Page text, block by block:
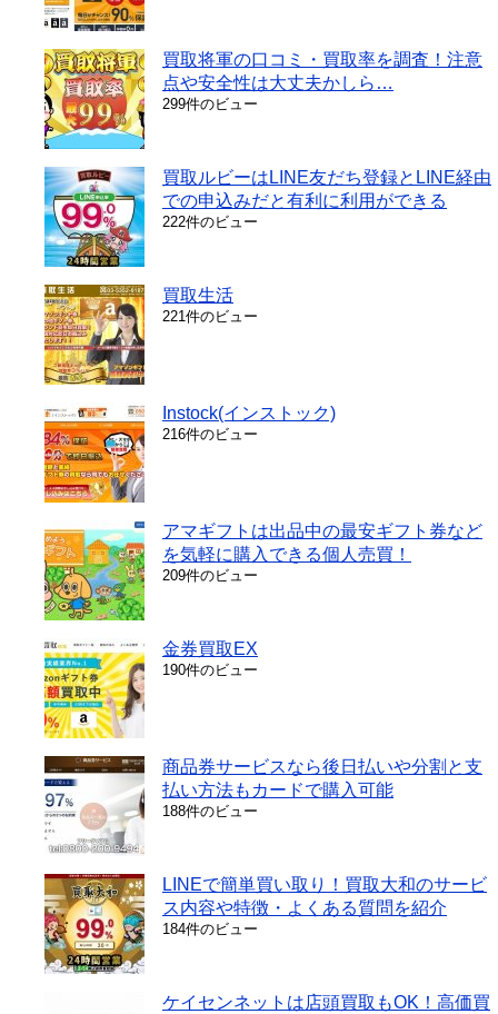
買取将軍の口コミ・買取率を調査！注意
点や安全性は大丈夫かしら…
299件のビュー
買取ルビーはLINE友だち登録とLINE経由
での申込みだと有利に利用ができる
222件のビュー
買取生活
221件のビュー
Instock(インストック)
216件のビュー
アマギフトは出品中の最安ギフト券など
を気軽に購入できる個人売買！
209件のビュー
金券買取EX
190件のビュー
商品券サービスなら後日払いや分割と支
払い方法もカードで購入可能
188件のビュー
LINEで簡単買い取り！買取大和のサービ
ス内容や特徴・よくある質問を紹介
184件のビュー
ケイセンネットは店頭買取もOK！高価買